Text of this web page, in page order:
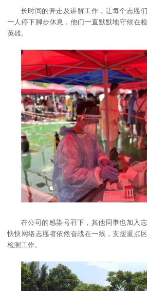
长时间的奔走及讲解工作，让每个志愿
一人停下脚步休息，他们一直默默地守候在
英雄。
在公司的感染号召下，其他同事也加入
快快网络志愿者依然奋战在一线，支援重点
检测工作。